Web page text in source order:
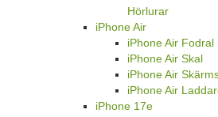
Hörlurar
iPhone Air
iPhone Air Fodral
iPhone Air Skal
iPhone Air
iPhone Air
iPhone 17e